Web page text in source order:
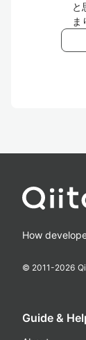
と
ま
How
© 2011-2026
Guide &